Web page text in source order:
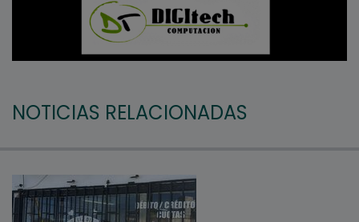
NOTICIAS RELACIONADAS